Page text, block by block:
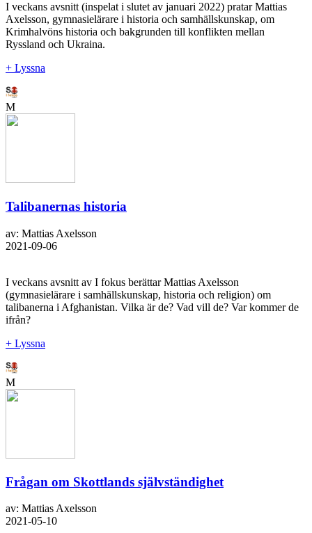
I veckans avsnitt (inspelat i slutet av januari 2022) pratar Mattias
Axelsson, gymnasielärare i historia och samhällskunskap, om
Krimhalvöns historia och bakgrunden till konflikten mellan
Ryssland och Ukraina.
+ Lyssna
M
Talibanernas historia
av: Mattias Axelsson
2021-09-06
I veckans avsnitt av I fokus berättar Mattias Axelsson
(gymnasielärare i samhällskunskap, historia och religion) om
talibanerna i Afghanistan. Vilka är de? Vad vill de? Var kommer de
ifrån?
+ Lyssna
M
Frågan om Skottlands självständighet
av: Mattias Axelsson
2021-05-10